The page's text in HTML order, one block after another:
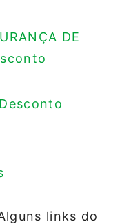
DE
links do